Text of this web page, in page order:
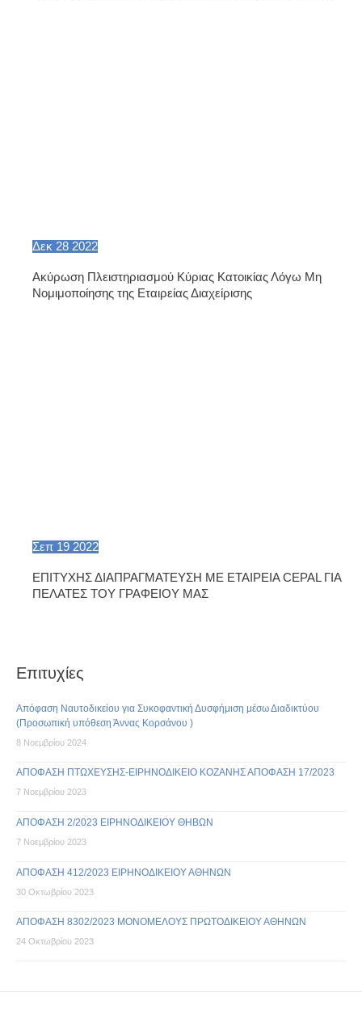
Δεκ 28 2022
Ακύρωση Πλειστηριασμού Κύριας Κατοικίας Λόγω Μη
Νομιμοποίησης της Εταιρείας Διαχείρισης
Σεπ 19 2022
ΕΠΙΤΥΧΗΣ ΔΙΑΠΡΑΓΜΑΤΕΥΣΗ ΜΕ ΕΤΑΙΡΕΙΑ CEPAL ΓΙΑ
ΠΕΛΑΤΕΣ ΤΟΥ ΓΡΑΦΕΙΟΥ ΜΑΣ
Επιτυχίες
Απόφαση Ναυτοδικείου για Συκοφαντική Δυσφήμιση μέσω Διαδικτύου
(Προσωπική υπόθεση Άννας Κορσάνου )
8 Νοεμβρίου 2024
ΑΠΟΦΑΣΗ ΠΤΩΧΕΥΣΗΣ-ΕΙΡΗΝΟΔΙΚΕΙΟ ΚΟΖΑΝΗΣ ΑΠΟΦΑΣΗ 17/2023
7 Νοεμβρίου 2023
ΑΠΟΦΑΣΗ 2/2023 ΕΙΡΗΝΟΔΙΚΕΙΟΥ ΘΗΒΩΝ
7 Νοεμβρίου 2023
ΑΠΟΦΑΣΗ 412/2023 ΕΙΡΗΝΟΔΙΚΕΙΟΥ ΑΘΗΝΩΝ
30 Οκτωβρίου 2023
ΑΠΟΦΑΣΗ 8302/2023 ΜΟΝΟΜΕΛΟΥΣ ΠΡΩΤΟΔΙΚΕΙΟΥ ΑΘΗΝΩΝ
24 Οκτωβρίου 2023